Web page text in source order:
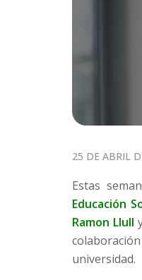
P
S
T
E
D
O
25 DE ABRIL
Estas
Educación
Ramon Llull
universidad.